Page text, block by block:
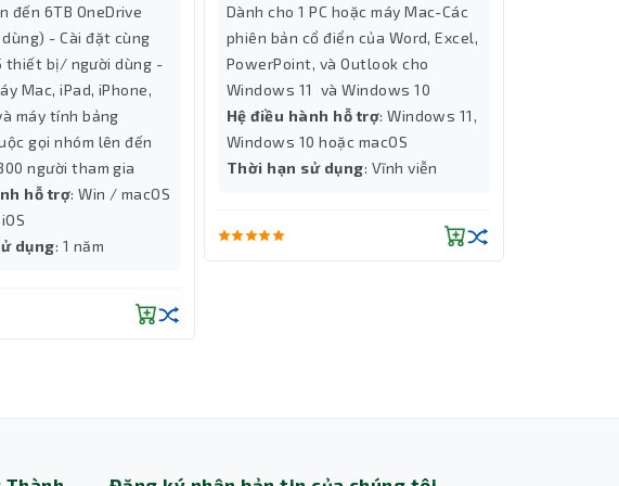
đến 6TB OneDrive
- Cài đặt cùng
thiết bị/ người dùng -
Mac, iPad, iPhone,
máy tính bảng
gọi nhóm lên đến
người tham gia
hỗ trợ: Win / macOS
dụng: 1 năm
Dành cho 1 PC hoặc máy Mac-Các
phiên bản cổ điển của Word, Excel,
PowerPoint, và Outlook cho
Windows 11 và Windows 10
Hệ điều hành hỗ trợ: Windows 11,
Windows 10 hoặc macOS
Thời hạn sử dụng: Vĩnh viễn
Thành Nhân TNC